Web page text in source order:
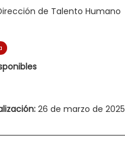
de Talento Humano
26 de marzo de 2025